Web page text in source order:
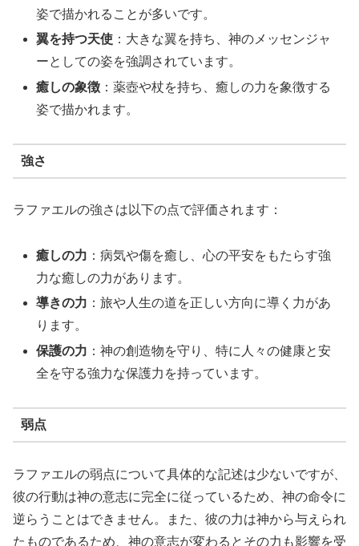
姿で描かれることが多いです。
翼を持つ天使 ：大きな翼を持ち、神のメッセンジャ
ーとしての姿を強調されています。
癒しの象徴 ：薬壺や杖を持ち、癒しの力を象徴する
姿で描かれます。
強さ
ラファエルの強さは以下の点で評価されます：
癒しの力 ：病気や傷を癒し、心の平安をもたらす強
力な癒しの力があります。
導きの力 ：旅や人生の道を正しい方向に導く力があ
ります。
保護の力 ：神の創造物を守り、特に人々の健康と安
全を守る強力な保護力を持っています。
弱点
ラファエルの弱点について具体的な記述は少ないですが、
彼の行動は神の意志に完全に従っているため、神の命令に
逆らうことはできません。また、彼の力は神から与えられ
たものであるため、神の意志が変わるとその力も影響を受